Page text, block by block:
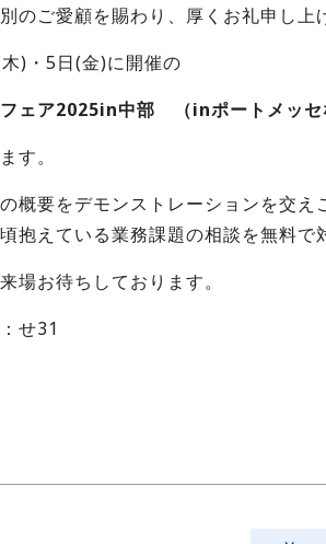
のご愛顧を賜わり、厚くお礼申し上
)・5日(金)に開催の
ェア2025in中部 （inポートメッセ
す。
概要をデモンストレーションを交え
抱えている業務課題の相談を無料で
場お待ちしております。
せ31